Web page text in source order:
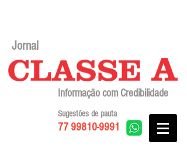
Jornal
Informação com Credibilidade
77 99810-9991
Sugestões de pauta